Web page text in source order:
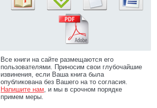
Все книги на сайте размещаются его
пользователями. Приносим свои глубочайшие
извинения, если Ваша книга была
опубликована без Вашего на то согласия.
Напишите нам, и мы в срочном порядке
примем меры.